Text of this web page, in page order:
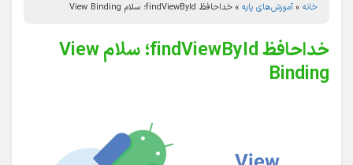
خانه » آموزش‌های پایه » خداحافظ findViewById؛ سلام View Binding
خداحافظ findViewById؛ سلام View
Binding